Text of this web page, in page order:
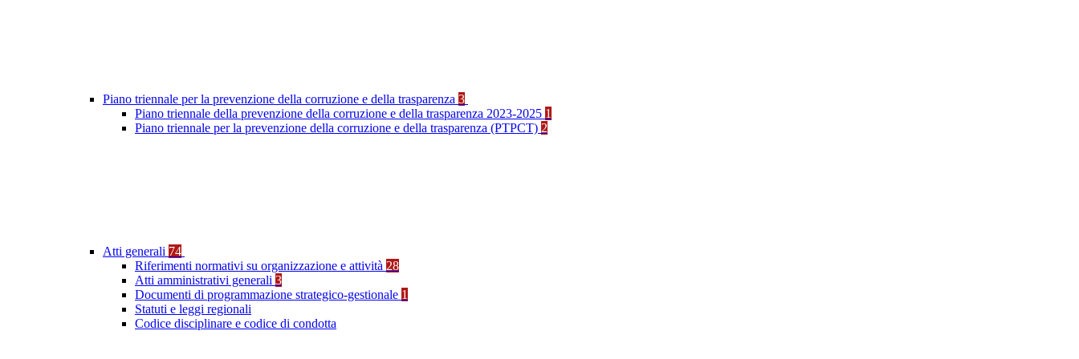
Piano triennale per la prevenzione della corruzione e della trasparenza 3
Piano triennale della prevenzione della corruzione e della trasparenza 2023-2025 1
Piano triennale per la prevenzione della corruzione e della trasparenza (PTPCT) 2
Atti generali 74
Riferimenti normativi su organizzazione e attività 28
Atti amministrativi generali 3
Documenti di programmazione strategico-gestionale 1
Statuti e leggi regionali
Codice disciplinare e codice di condotta